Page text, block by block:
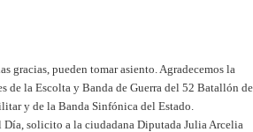
gracias, pueden tomar asiento. Agradecemos la
de la Escolta y Banda de Guerra del 52 Batallón de
y de la Banda Sinfónica del Estado.
solicito a la ciudadana Diputada Julia Arcelia